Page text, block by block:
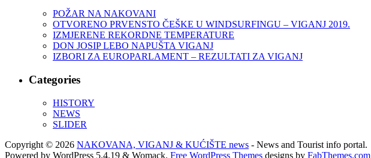
POŽAR NA NAKOVANI
OTVORENO PRVENSTO ČEŠKE U WINDSURFINGU – VIGANJ 2019.
IZMJERENE REKORDNE TEMPERATURE
DON JOSIP LEBO NAPUŠTA VIGANJ
IZBORI ZA EUROPARLAMENT – REZULTATI ZA VIGANJ
Categories
HISTORY
NEWS
SLIDER
Copyright © 2026 NAKOVANA, VIGANJ & KUĆIŠTE news - News and Tourist info portal.
Powered by WordPress 5.4.19 & Womack. Free WordPress Themes designs by FabThemes.com